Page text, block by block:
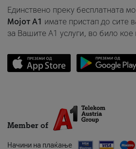
Единствено преку бесплатната
Мојот A1 имате пристап до сите
за Вашите A1 услуги, во било кое
Member of
Начини на плаќање